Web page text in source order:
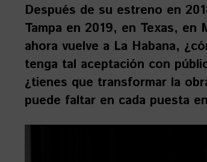
Después de su estreno en
Tampa en 2019, en Texas,
ahora vuelve a La Habana,
tenga tal aceptación con
¿tienes que transformar la
puede faltar en cada puesta